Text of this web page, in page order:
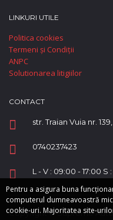
LINKURI UTILE
Politica cookies
Termeni și Condiții
ANPC
Solutionarea litigiilor
CONTACT
str. Traian Vuia nr.
0740237423
L - V : 09:00 - 17:00 S
Copyright © Supreme
Pentru a asigura buna
computerul dumneavoastră
cookie-uri. Majoritatea site-